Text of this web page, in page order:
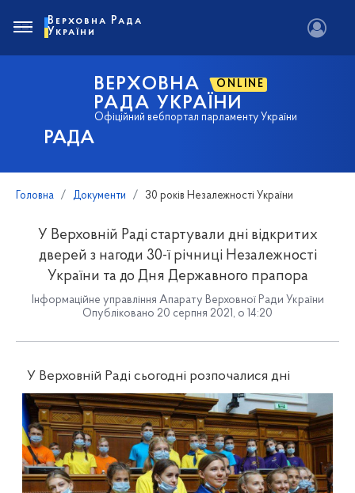
РАДА
ВЕРХОВНА ONLINE
РАДА УКРАЇНИ
Офіційний вебпортал парламенту України
Верховна Рада
України
Головна Документи 30 років Незалежності України
У Верховній Раді стартували дні відкритих
дверей з нагоди 30-ї річниці Незалежності
України та до Дня Державного прапора
Інформаційне управління Апарату Верховної Ради України
Опубліковано 20 серпня 2021, о 14:20
У Верховній Раді сьогодні розпочалися дні